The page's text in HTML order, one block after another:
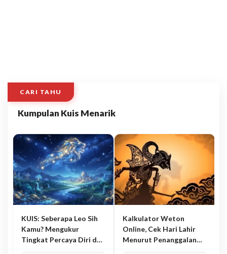
CARI TAHU
Kumpulan Kuis Menarik
KUIS: Seberapa Leo Sih
Kamu? Mengukur
Tingkat Percaya Diri dan
Kalkulator Weton
Online, Cek Hari Lahir
Menurut Penanggalan